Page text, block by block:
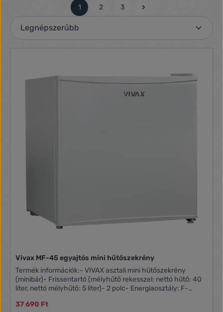
Oldal
1
Oldal
2
Oldal
3
Vivax MF-45 egyajtós mini hűtőszekrény
Termék információk:- VIVAX asztali mini hűtőszekrény
(minibár)- Frissentartó (mélyhűtő rekesszel: nettó hűtő: 40
liter, nettó mélyhűtő: 5 liter)- 2 polc- Energiaosztály: F-
37 690 Ft